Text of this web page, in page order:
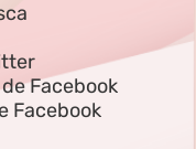
Facebook
Facebook